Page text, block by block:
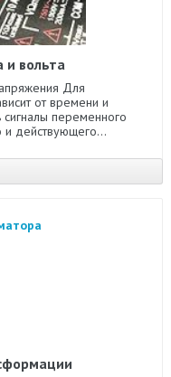
и вольта
Для
от времени и
сигналы переменного
и действующего...